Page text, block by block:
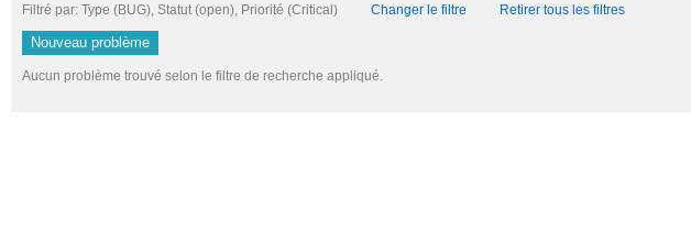
Filtré par: Type (BUG), Statut (open), Priorité (Critical) Changer le filtre Retirer tous les filtres
Nouveau problème
Aucun problème trouvé selon le filtre de recherche appliqué.